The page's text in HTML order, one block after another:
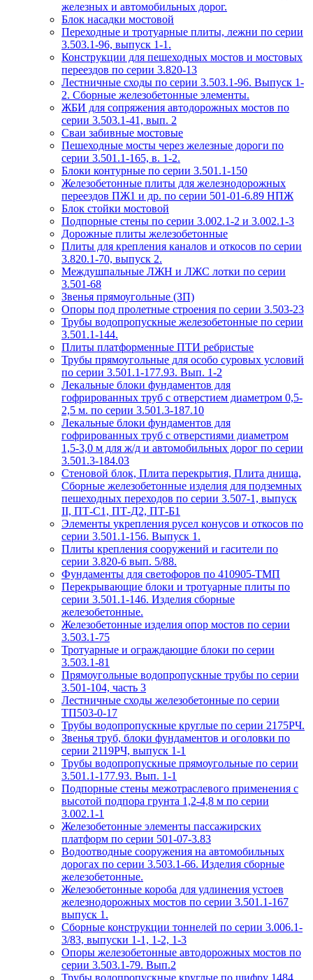
железных и автомобильных дорог.
Блок насадки мостовой
Переходные и тротуарные плиты, лежни по серии
3.503.1-96, выпуск 1-1.
Конструкции для пешеходных мостов и мостовых
переездов по серии 3.820-13
Лестничные сходы по серии 3.503.1-96. Выпуск 1-
2. Сборные железобетонные элементы.
ЖБИ для сопряжения автодорожных мостов по
серии 3.503.1-41, вып. 2
Сваи забивные мостовые
Пешеходные мосты через железные дороги по
серии 3.501.1-165, в. 1-2.
Блоки контурные по серии 3.501.1-150
Железобетонные плиты для железнодорожных
переездов ПЖ1 и др. по серии 501-01-6.89 НПЖ
Блок стойки мостовой
Подпорные стены по серии 3.002.1-2 и 3.002.1-3
Дорожные плиты железобетонные
Плиты для крепления каналов и откосов по серии
3.820.1-70, выпуск 2.
Междушпальные ЛЖН и ЛЖС лотки по серии
3.501-68
Звенья прямоугольные (ЗП)
Опоры под пролетные строения по серии 3.503-23
Трубы водопропускные железобетонные по серии
3.501.1-144.
Плиты платформенные ПТИ ребристые
Трубы прямоугольные для особо суровых условий
по серии 3.501.1-177.93. Вып. 1-2
Лекальные блоки фундаментов для
гофрированных труб с отверстием диаметром 0,5-
2,5 м. по серии 3.501.3-187.10
Лекальные блоки фундаментов для
гофрированных труб с отверстиями диаметром
1,5-3,0 м для ж/д и автомобильных дорог по серии
3.501.3-184.03
Стеновой блок, Плита перекрытия, Плита днища,
Сборные железобетонные изделия для подземных
пешеходных переходов по серии 3.507-1, выпуск
II, ПТ-С1, ПТ-Д2, ПТ-Б1
Элементы укрепления русел конусов и откосов по
серии 3.501.1-156. Выпуск 1.
Плиты крепления сооружений и гасители по
серии 3.820-6 вып. 5/88.
Фундаменты для светофоров по 410905-ТМП
Перекрывающие блоки и тротуарные плиты по
серии 3.501.1-146. Изделия сборные
железобетонные.
Железобетонные изделия опор мостов по серии
3.503.1-75
Тротуарные и ограждающие блоки по серии
3.503.1-81
Прямоугольные водопропускные трубы по серии
3.501-104, часть 3
Лестничные сходы железобетонные по серии
ТП503-0-17
Трубы водопропускные круглые по серии 2175РЧ.
Звенья труб, блоки фундаментов и оголовки по
серии 2119РЧ, выпуск 1-1
Трубы водопропускные прямоугольные по серии
3.501.1-177.93. Вып. 1-1
Подпорные стены межотраслевого применения с
высотой подпора грунта 1,2-4,8 м по серии
3.002.1-1
Железобетонные элементы пассажирских
платформ по серии 501-07-3.83
Водоотводные сооружения на автомобильных
дорогах по серии 3.503.1-66. Изделия сборные
железобетонные.
Железобетонные короба для удлинения устоев
железнодорожных мостов по серии 3.501.1-167
выпуск 1.
Сборные конструкции тоннелей по серии 3.006.1-
3/83, выпуски 1-1, 1-2, 1-3
Опоры железобетонные автодорожных мостов по
серии 3.503.1-79. Вып.2
Трубы водопропускные круглые по шифру 1484.